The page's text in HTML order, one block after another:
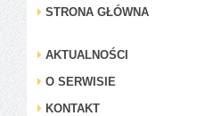
STRONA GŁÓWNA
AKTUALNOŚCI
O SERWISIE
KONTAKT